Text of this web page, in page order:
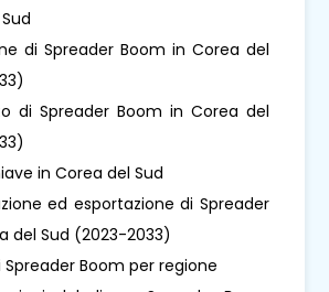
di Spreader Boom in Corea del
di Spreader Boom in Corea del
in Corea del Sud
ed esportazione di Spreader
del Sud (2023-2033)
Boom per regione